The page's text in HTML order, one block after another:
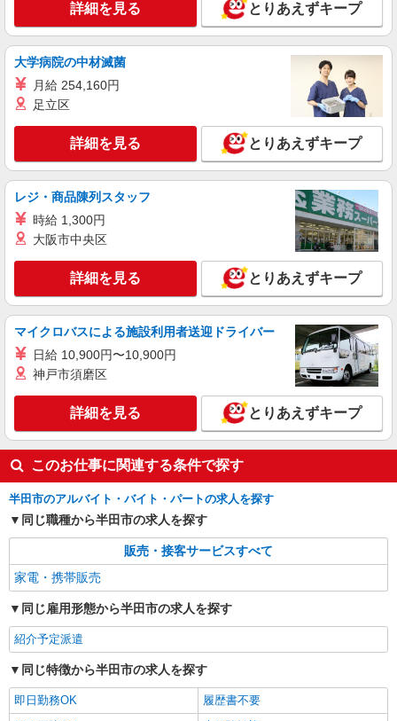
■ソフトバンク販売契約社員【半田市エリア】
愛知県半田市
キープ 詳細を見る
詳細を見る とりあえずキープ
大学病院の中材滅菌
月給 254,160円
足立区
詳細を見る とりあえずキープ
レジ・商品陳列スタッフ
時給 1,300円
大阪市中央区
詳細を見る とりあえずキープ
マイクロバスによる施設利用者送迎ドライバー
日給 10,900円〜10,900円
神戸市須磨区
詳細を見る とりあえずキープ
このお仕事に関連する条件で探す
半田市のアルバイト・バイト・パートの求人を探す
同じ職種から半田市の求人を探す
販売・接客サービスすべて
家電・携帯販売
同じ雇用形態から半田市の求人を探す
紹介予定派遣
同じ特徴から半田市の求人を探す
即日勤務OK
履歴書不要